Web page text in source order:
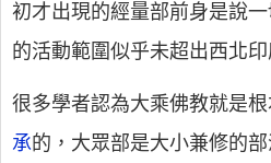
初才出現的經量部前身是說
的活動範圍似乎未超出西北印
很多學者認為大乘佛教就是
承的，大眾部是大小兼修的部